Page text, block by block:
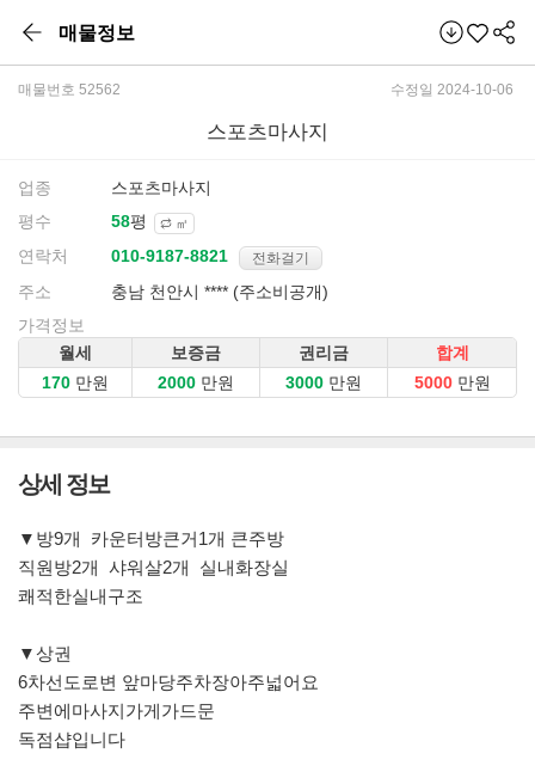
매물정보
매물번호 52562 수정일 2024-10-06
스포츠마사지
업종
스포츠마사지
평수
평 ㎡
연락처 전화걸기
주소
충남 천안시 **** (주소비공개)
가격정보
월세
보증금 권리금
합계
만원
만원 만원 만원
상세 정보
▼방9개 카운터방큰거1개 큰주방
직원방2개 샤워살2개 실내화장실
쾌적한실내구조
▼상권
6차선도로변 앞마당주차장아주넓어요
주변에마사지가게가드문
독점샵입니다